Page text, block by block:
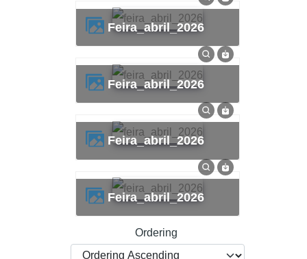
feira_abril_2026
feira_abril_2026
feira_abril_2026
feira_abril_2026
Ordering